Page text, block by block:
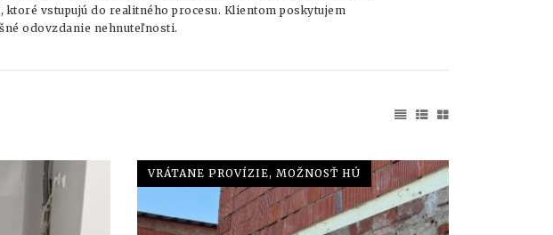
ktoré vstupujú do realitného procesu. Klientom poskytujem
odovzdanie nehnuteľnosti.
VRÁTANE PROVÍZIE, MOŽNOSŤ HÚ